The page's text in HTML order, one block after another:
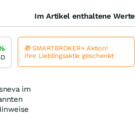
im
Im Artikel enthaltene Werte
🎁 SMARTBROKER+ Aktion!
Ihre Lieblingsaktie geschenkt